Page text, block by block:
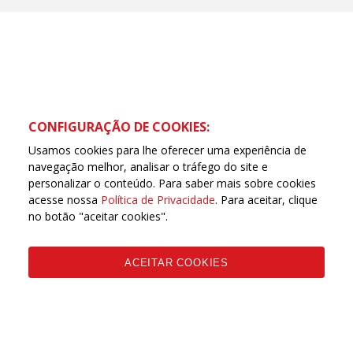
CONFIGURAÇÃO DE COOKIES:
Usamos cookies para lhe oferecer uma experiência de
navegação melhor, analisar o tráfego do site e
personalizar o conteúdo. Para saber mais sobre cookies
acesse nossa Política de Privacidade. Para aceitar, clique
no botão "aceitar cookies".
ACEITAR COOKIES